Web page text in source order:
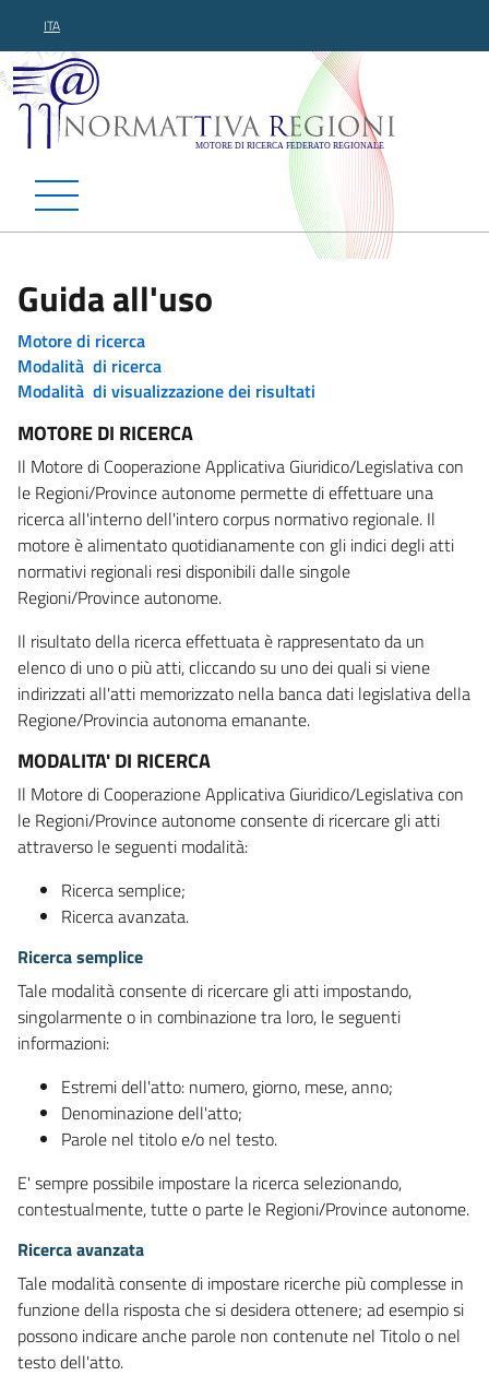
ITA
Normattiva Regioni -
Guida all'uso
Motore di ricerca
Modalità di ricerca
Modalità di visualizzazione dei risultati
MOTORE DI RICERCA
Il Motore di Cooperazione Applicativa Giuridico/Legislativa con
le Regioni/Province autonome permette di effettuare una
ricerca all'interno dell'intero corpus normativo regionale. Il
motore è alimentato quotidianamente con gli indici degli atti
normativi regionali resi disponibili dalle singole
Regioni/Province autonome.
Il risultato della ricerca effettuata è rappresentato da un
elenco di uno o più atti, cliccando su uno dei quali si viene
indirizzati all'atti memorizzato nella banca dati legislativa della
Regione/Provincia autonoma emanante.
MODALITA' DI RICERCA
Il Motore di Cooperazione Applicativa Giuridico/Legislativa con
le Regioni/Province autonome consente di ricercare gli atti
attraverso le seguenti modalità:
Ricerca semplice;
Ricerca avanzata.
Ricerca semplice
Tale modalità consente di ricercare gli atti impostando,
singolarmente o in combinazione tra loro, le seguenti
informazioni:
Estremi dell'atto: numero, giorno, mese, anno;
Denominazione dell'atto;
Parole nel titolo e/o nel testo.
E' sempre possibile impostare la ricerca selezionando,
contestualmente, tutte o parte le Regioni/Province autonome.
Ricerca avanzata
Tale modalità consente di impostare ricerche più complesse in
funzione della risposta che si desidera ottenere; ad esempio si
possono indicare anche parole non contenute nel Titolo o nel
testo dell'atto.